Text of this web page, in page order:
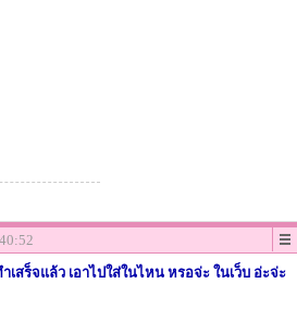
เสร็จแล้ว เอาไปใส่ในไหน หรอจ่ะ ในเว็บ อ่ะจ่ะ